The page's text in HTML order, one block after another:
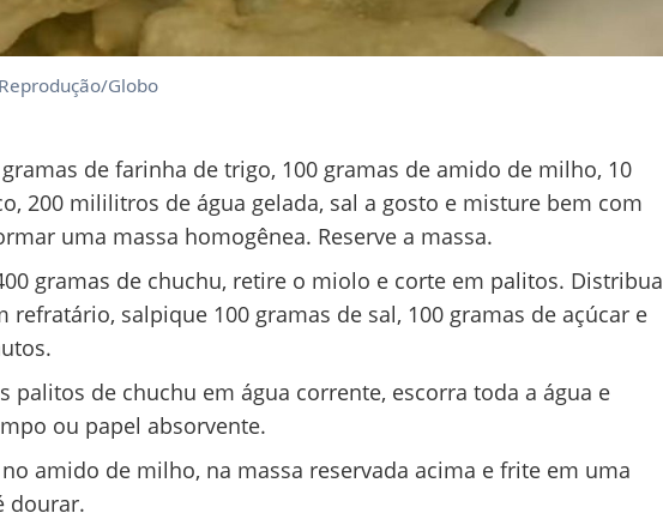
Globo
de farinha de trigo, 100 gramas de amido de milho, 10
200 mililitros de água gelada, sal a gosto e misture bem com
uma massa homogênea. Reserve a massa.
gramas de chuchu, retire o miolo e corte em palitos. Distribua
salpique 100 gramas de sal, 100 gramas de açúcar e
palitos de chuchu em água corrente, escorra toda a água e
ou papel absorvente.
amido de milho, na massa reservada acima e frite em uma
dourar.